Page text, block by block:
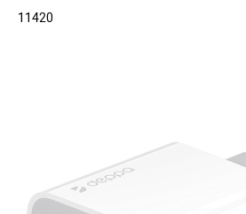
11420